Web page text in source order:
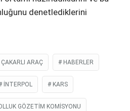
denetlediklerini
ÇAKARLI ARAÇ HABERLER
İNTERPOL KARS
GÖZETIM KOMISYONU